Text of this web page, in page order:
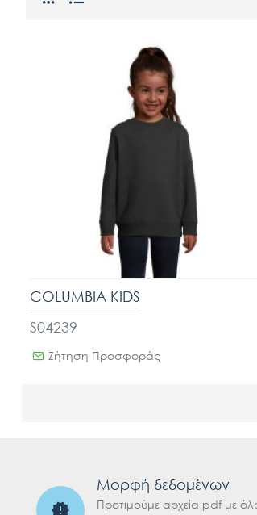
S04239
COLUMBIA KIDS
Ζήτηση Προσφοράς
Μορφή δεδομένων
Προτιμούμε αρχεία pdf με